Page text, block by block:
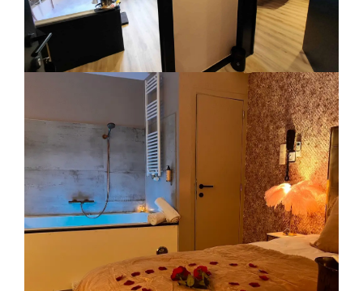
LA FAVORITE